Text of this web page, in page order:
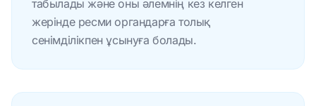
табылады және оны әлемнің кез келген
жерінде ресми органдарға толық
сенімділікпен ұсынуға болады.